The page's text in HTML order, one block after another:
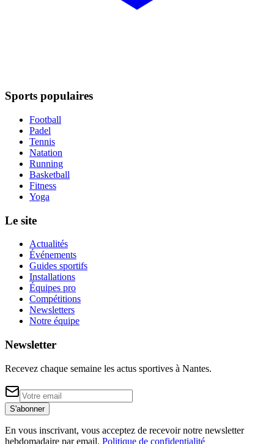
Sports populaires
Football
Padel
Tennis
Natation
Running
Basketball
Fitness
Yoga
Le site
Actualités
Événements
Guides sportifs
Installations
Équipes pro
Compétitions
Newsletters
Notre équipe
Newsletter
Recevez chaque semaine les actus sportives à Nantes.
S'abonner
En vous inscrivant, vous acceptez de recevoir notre newsletter
hebdomadaire par email. Politique de confidentialité